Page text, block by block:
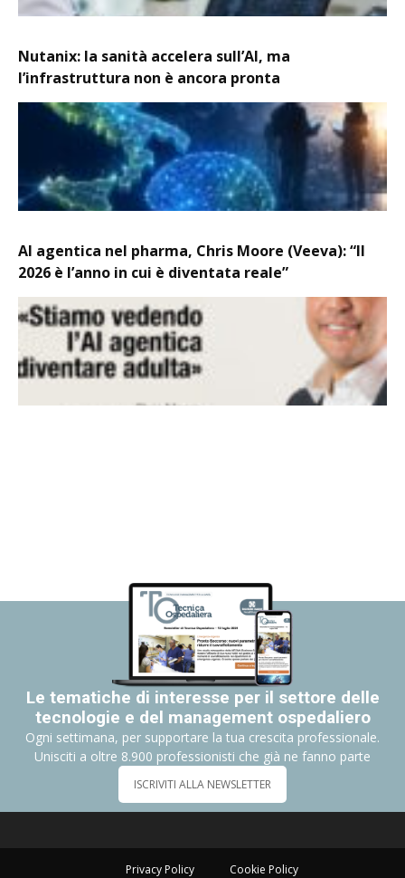
Nutanix: la sanità accelera sull’AI, ma
l’infrastruttura non è ancora pronta
AI agentica nel pharma, Chris Moore (Veeva): “Il
2026 è l’anno in cui è diventata reale”
Le tematiche di interesse per il settore delle
tecnologie e del management ospedaliero
Ogni settimana, per supportare la tua crescita professionale.
Unisciti a oltre 8.900 professionisti che già ne fanno parte
ISCRIVITI ALLA NEWSLETTER
Privacy Policy Cookie Policy